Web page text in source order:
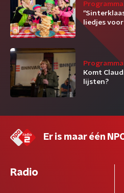
Programma
liedjes
Programma
Komt
lijsten?
Er is maar één
Radio